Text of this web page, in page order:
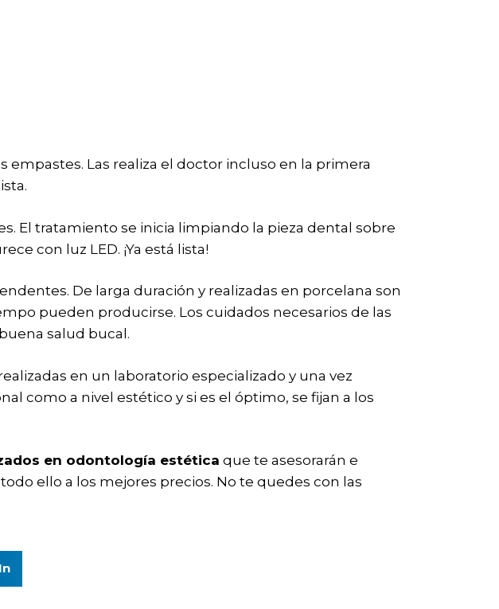
empastes. Las realiza el doctor incluso en la primera
El tratamiento se inicia limpiando la pieza dental sobre
con luz LED. ¡Ya está lista!
De larga duración y realizadas en porcelana son
pueden producirse. Los cuidados necesarios de las
salud bucal.
en un laboratorio especializado y una vez
como a nivel estético y si es el óptimo, se fijan a los
en odontología estética que te asesorarán e
ello a los mejores precios. No te quedes con las